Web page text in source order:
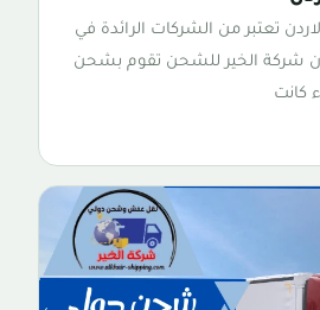
تعتبر من الشركات الرائدة في
شركة الخير للشحن تقوم بشحن
كانت